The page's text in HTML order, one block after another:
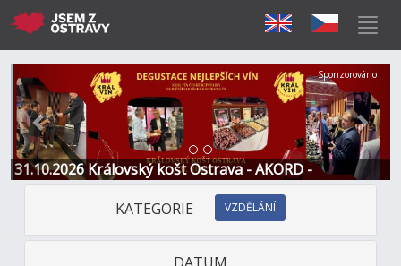
31.10.2026 Královský košt Ostrava - AKORD -
Restaurace a Hotel
Předchozí Další
Sponzorováno
KATEGORIE VZDĚLÁNÍ